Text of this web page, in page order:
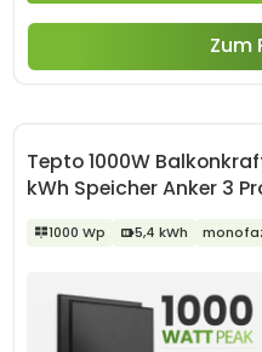
Zum
Tepto 1000W
kWh Speicher Anker 3
1000 Wp 5,4 kWh